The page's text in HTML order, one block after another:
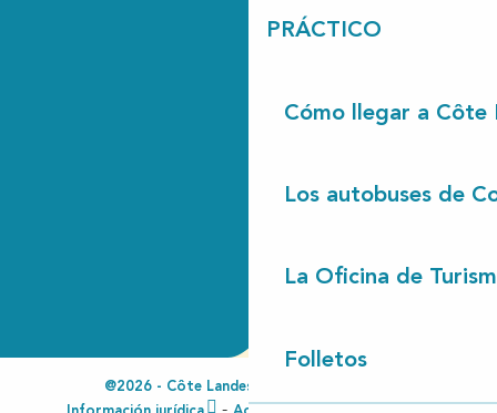
PRÁCTICO
Cómo llegar a Côte
Los autobuses de
La Oficina de
Folletos
@2026 - Côte Landes Nature Tourisme